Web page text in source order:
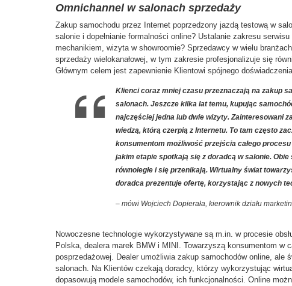
Omnichannel w salonach sprzedaży
Zakup samochodu przez Internet poprzedzony jazdą testową w
salonie i dopełnianie formalności online? Ustalanie zakresu
mechanikiem, wizyta w showroomie? Sprzedawcy w wielu
sprzedaży wielokanałowej, w tym zakresie profesjonalizuje się
Głównym celem jest zapewnienie Klientowi spójnego
Klienci coraz mniej czasu przeznaczają na zakup
salonach. Jeszcze kilka lat temu, kupując
najczęściej jedna lub dwie wizyty. Zainteresowani
wiedzą, którą czerpią z Internetu. To tam często
konsumentom możliwość przejścia całego
jakim etapie spotkają się z doradcą w salonie.
równoległe i się przenikają. Wirtualny świat
doradca prezentuje ofertę, korzystając z nowych
– mówi Wojciech Dopierała, kierownik działu
Nowoczesne technologie wykorzystywane są m.in. w procesie
Polska, dealera marek BMW i MINI. Towarzyszą konsumentom w
posprzedażowej. Dealer umożliwia zakup samochodów online, ale
salonach. Na Klientów czekają doradcy, którzy wykorzystując
dopasowują modele samochodów, ich funkcjonalności. Online